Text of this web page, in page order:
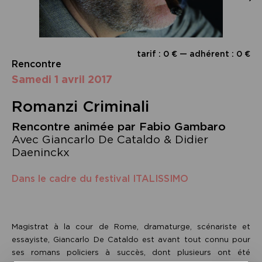
tarif : 0 € — adhérent : 0 €
Rencontre
samedi 1 avril 2017
Romanzi Criminali
Rencontre animée par Fabio Gambaro
Avec Giancarlo De Cataldo & Didier
Daeninckx
Dans le cadre du festival ITALISSIMO
Magistrat à la cour de Rome, dramaturge, scénariste et
essayiste, Giancarlo De Cataldo est avant tout connu pour
ses romans policiers à succès, dont plusieurs ont été